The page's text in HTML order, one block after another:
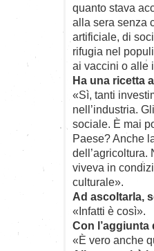
quanto stava
alla sera senza
artificiale, di
rifugia nel
ai vaccini o alle
Ha una ricetta
«Sì, tanti
nell’industria.
sociale. È mai
Paese? Anche
dell’agricoltura.
viveva in
culturale».
Ad ascoltarla,
«Infatti è così».
Con
«È vero anche